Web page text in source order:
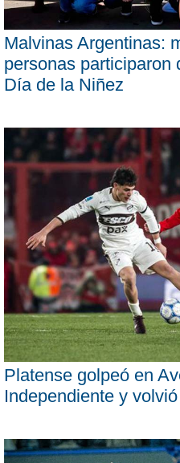
Malvinas Argentinas:
personas participaron
Día de la Niñez
Platense golpeó en
Independiente y